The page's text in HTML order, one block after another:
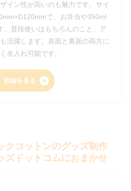
イン性が高いのも魅力です。サイ
で、お弁当や350ml
。普段使いはもちろんのこと、ア
活躍します。表面と裏面の両方に
名入れ可能です。
詳細を見る
クコットンのグッズ制作
ズドットコムにおまかせ